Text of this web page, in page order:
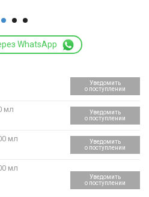
WhatsApp
Уведомить
о поступлении
мл
Уведомить
о поступлении
мл
Уведомить
о поступлении
мл
Уведомить
о поступлении